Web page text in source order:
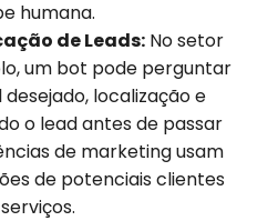
humana.
de Leads: No setor
um bot pode perguntar
localização e
o lead antes de passar
de marketing usam
de potenciais clientes